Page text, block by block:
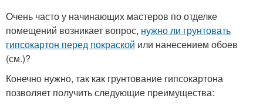
Очень часто у начинающих мастеров по отделке
помещений возникает вопрос, нужно ли грунтовать
гипсокартон перед покраской или нанесением обоев
(см.)?
Конечно нужно, так как грунтование гипсокартона
позволяет получить следующие преимущества: